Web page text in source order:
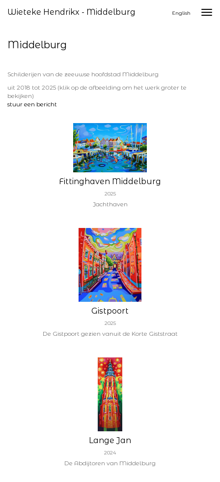
Wieteke Hendrikx - Middelburg English
Middelburg
Schilderijen van de zeeuwse hoofdstad Middelburg
uit 2018 tot 2025 (klik op de afbeelding om het werk groter te
bekijken)
stuur een bericht
Fittinghaven Middelburg
2025
Jachthaven
Gistpoort
2025
De Gistpoort gezien vanuit de Korte Giststraat
Lange Jan
2024
De Abdijtoren van Middelburg